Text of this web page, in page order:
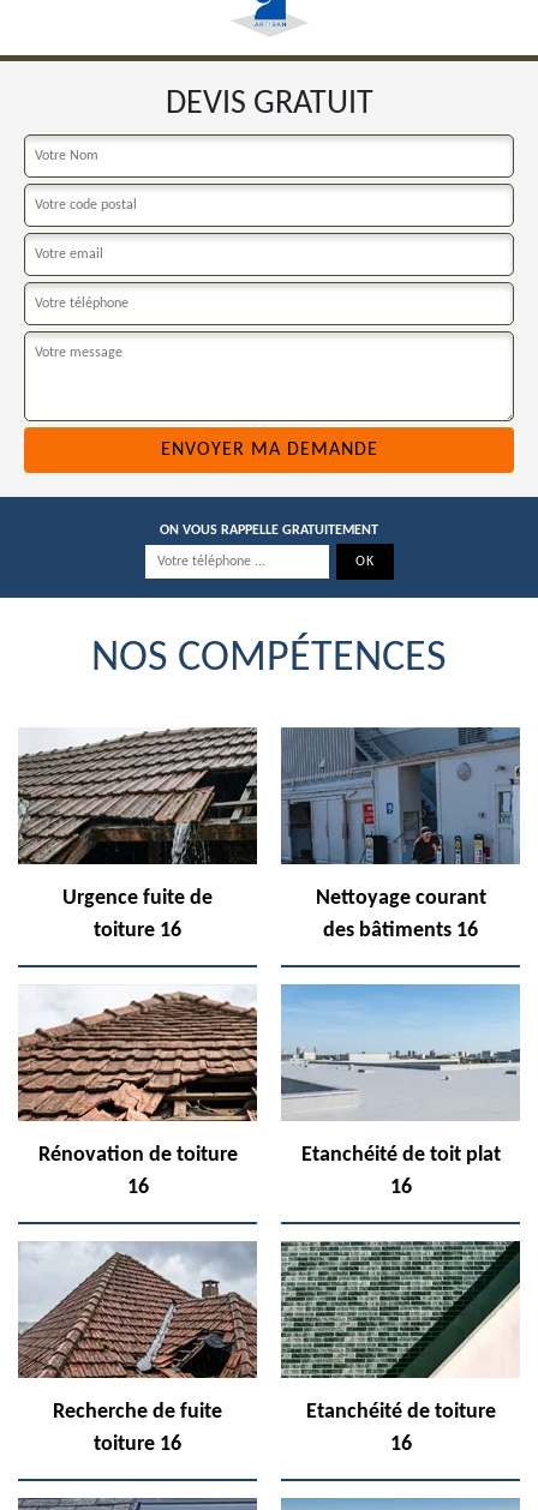
DEVIS GRATUIT
ON VOUS RAPPELLE GRATUITEMENT
NOS COMPÉTENCES
Urgence fuite de
toiture 16
Nettoyage courant
des bâtiments 16
Rénovation de toiture
16
Etanchéité de toit plat
16
Recherche de fuite
toiture 16
Etanchéité de toiture
16